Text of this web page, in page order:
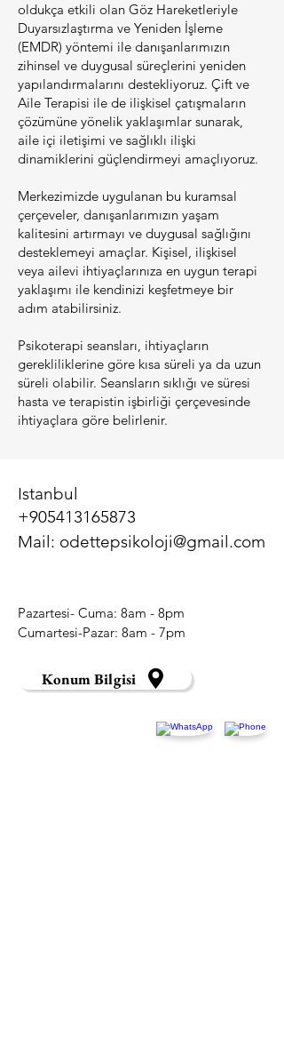
oldukça etkili olan Göz Hareketleriyle
Duyarsızlaştırma ve Yeniden İşleme
(EMDR) yöntemi ile danışanlarımızın
zihinsel ve duygusal süreçlerini yeniden
yapılandırmalarını destekliyoruz. Çift ve
Aile Terapisi ile de ilişkisel çatışmaların
çözümüne yönelik yaklaşımlar sunarak,
aile içi iletişimi ve sağlıklı ilişki
dinamiklerini güçlendirmeyi amaçlıyoruz.
Merkezimizde uygulanan bu kuramsal
çerçeveler, danışanlarımızın yaşam
kalitesini artırmayı ve duygusal sağlığını
desteklemeyi amaçlar. Kişisel, ilişkisel
veya ailevi ihtiyaçlarınıza en uygun terapi
yaklaşımı ile kendinizi keşfetmeye bir
adım atabilirsiniz.
Psikoterapi seansları, ihtiyaçların
gerekliliklerine göre kısa süreli ya da uzun
süreli olabilir. Seansların sıklığı ve süresi
hasta ve terapistin işbirliği çerçevesinde
ihtiyaçlara göre belirlenir.
Istanbul
+905413165873
Mail: odettepsikoloji@gmail.com
Pazartesi- Cuma: 8am - 8pm
​​Cumartesi-Pazar: 8am - 7pm
Konum Bilgisi